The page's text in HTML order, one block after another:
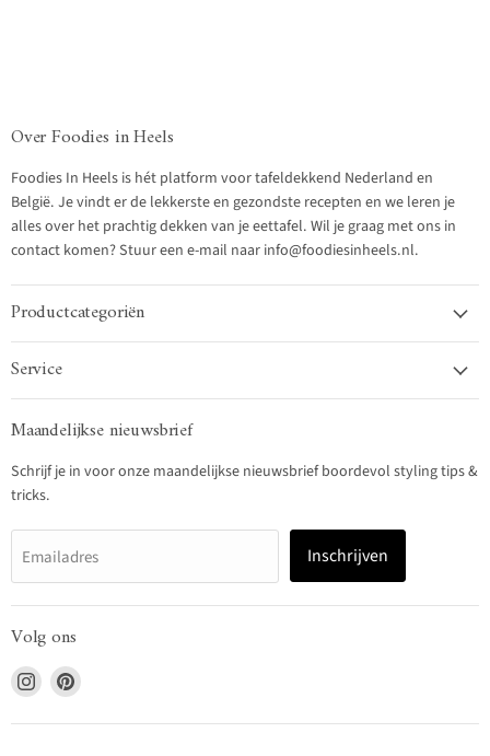
Over Foodies in Heels
Foodies In Heels is hét platform voor tafeldekkend Nederland en
België. Je vindt er de lekkerste en gezondste recepten en we leren je
alles over het prachtig dekken van je eettafel. Wil je graag met ons in
contact komen? Stuur een e-mail naar info@foodiesinheels.nl.
Productcategoriën
Service
Maandelijkse nieuwsbrief
Schrijf je in voor onze maandelijkse nieuwsbrief boordevol styling tips &
tricks.
Emailadres Inschrijven
Volg ons
Vind
ons
op
Vind
op